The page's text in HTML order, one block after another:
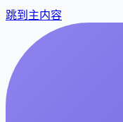
跳到主内容